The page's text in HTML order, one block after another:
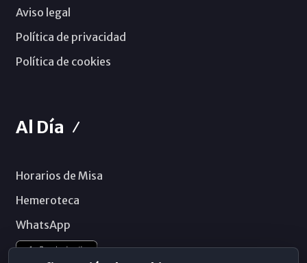
Aviso legal
Política de privacidad
Política de cookies
Al Día
Horarios de Misa
Hemeroteca
WhatsApp